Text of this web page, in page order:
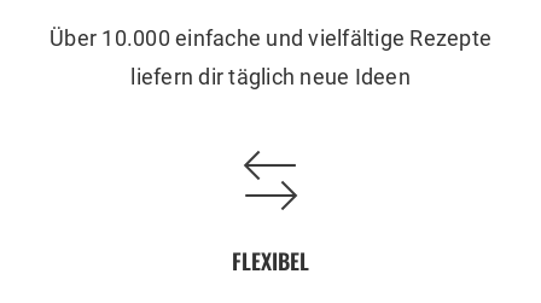
Über 10.000 einfache und vielfältige Rezepte
liefern dir täglich neue Ideen
FLEXIBEL